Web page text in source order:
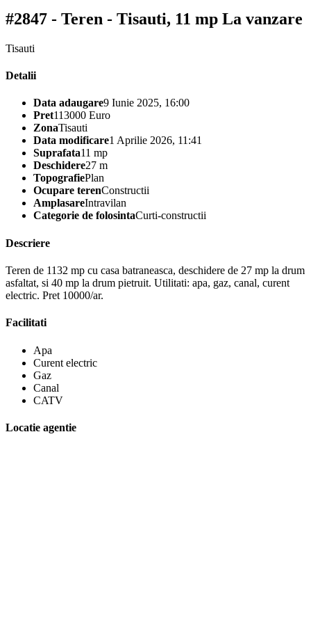
#2847 - Teren - Tisauti, 11 mp La vanzare
Tisauti
Detalii
Data adaugare9 Iunie 2025, 16:00
Pret113000 Euro
ZonaTisauti
Data modificare1 Aprilie 2026, 11:41
Suprafata11 mp
Deschidere27 m
TopografiePlan
Ocupare terenConstructii
AmplasareIntravilan
Categorie de folosintaCurti-constructii
Descriere
Teren de 1132 mp cu casa batraneasca, deschidere de 27 mp la drum
asfaltat, si 40 mp la drum pietruit. Utilitati: apa, gaz, canal, curent
electric. Pret 10000/ar.
Facilitati
Apa
Curent electric
Gaz
Canal
CATV
Locatie agentie